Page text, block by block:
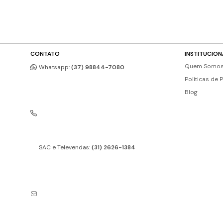
CONTATO
Whatsapp:(37) 98844-7080
SAC e Televendas:(31) 2626-1384
Quem Somos
Políticas de
Blog